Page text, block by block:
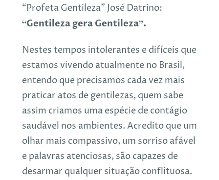
“Profeta Gentileza” José Datrino:
“Gentileza gera Gentileza”.
Nestes tempos intolerantes e difíceis que
estamos vivendo atualmente no Brasil,
entendo que precisamos cada vez mais
praticar atos de gentilezas, quem sabe
assim criamos uma espécie de contágio
saudável nos ambientes. Acredito que um
olhar mais compassivo, um sorriso afável
e palavras atenciosas, são capazes de
desarmar qualquer situação conflituosa.